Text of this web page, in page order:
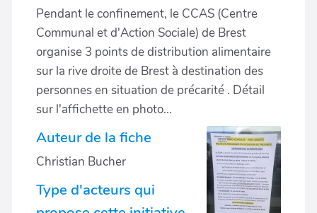
Pendant le confinement, le CCAS (Centre
Communal et d'Action Sociale) de Brest
organise 3 points de distribution alimentaire
sur la rive droite de Brest à destination des
personnes en situation de précarité . Détail
sur l'affichette en photo...
Auteur de la fiche
Christian Bucher
Type d'acteurs qui